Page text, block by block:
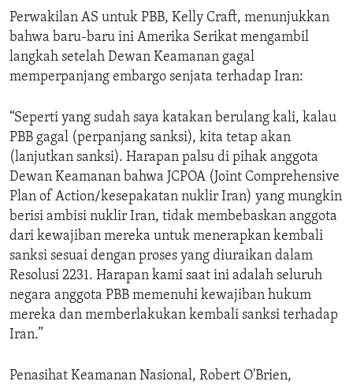
Perwakilan AS untuk PBB, Kelly Craft, menunjukkan
bahwa baru-baru ini Amerika Serikat mengambil
langkah setelah Dewan Keamanan gagal
memperpanjang embargo senjata terhadap Iran:
“Seperti yang sudah saya katakan berulang kali, kalau
PBB gagal (perpanjang sanksi), kita tetap akan
(lanjutkan sanksi). Harapan palsu di pihak anggota
Dewan Keamanan bahwa JCPOA (Joint Comprehensive
Plan of Action/kesepakatan nuklir Iran) yang mungkin
berisi ambisi nuklir Iran, tidak membebaskan anggota
dari kewajiban mereka untuk menerapkan kembali
sanksi sesuai dengan proses yang diuraikan dalam
Resolusi 2231. Harapan kami saat ini adalah seluruh
negara anggota PBB memenuhi kewajiban hukum
mereka dan memberlakukan kembali sanksi terhadap
Iran.”
Penasihat Keamanan Nasional, Robert O'Brien,